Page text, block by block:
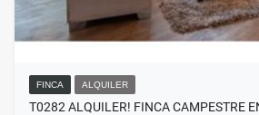
FINCA ALQUILER
T0282 ALQUILER! FINCA CAMPESTRE